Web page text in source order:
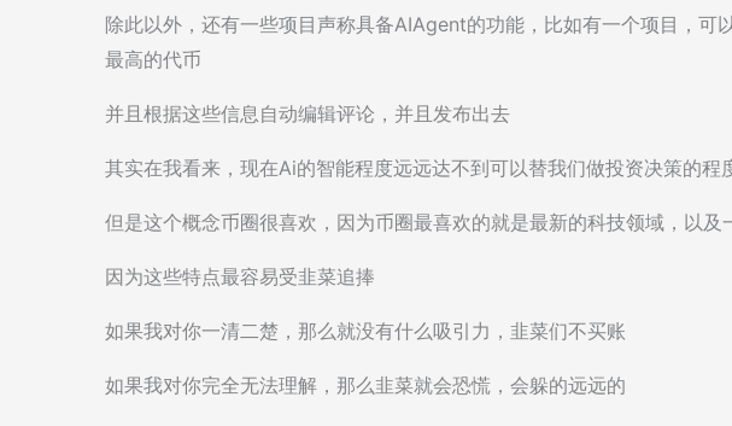
除此以外，还有一些项目声称具备AIAgent的功能，比如有一个项目，可
最高的代币
并且根据这些信息自动编辑评论，并且发布出去
其实在我看来，现在Ai的智能程度远远达不到可以替我们做投资决策的程
但是这个概念币圈很喜欢，因为币圈最喜欢的就是最新的科技领域，以及
因为这些特点最容易受韭菜追捧
如果我对你一清二楚，那么就没有什么吸引力，韭菜们不买账
如果我对你完全无法理解，那么韭菜就会恐慌，会躲的远远的